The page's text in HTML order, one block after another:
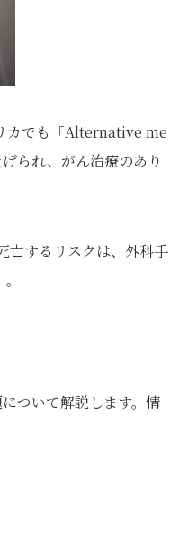
カでも「Alternative me
られ、がん治療のあり
亡するリスクは、外科手
。
ついて解説します。情